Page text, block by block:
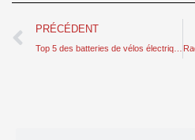
Prévenir
PRÉCÉDENT
Top 5 des batteries de vélos électriques à vendre - power your energy